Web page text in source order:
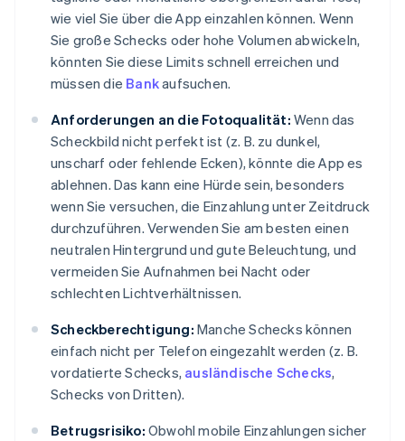
wie viel Sie über die App einzahlen können. Wenn
Sie große Schecks oder hohe Volumen abwickeln,
könnten Sie diese Limits schnell erreichen und
müssen die Bankaufsuchen.
Anforderungen an die Fotoqualität: Wenn das
Scheckbild nicht perfekt ist (z. B. zu dunkel,
unscharf oder fehlende Ecken), könnte die App es
ablehnen. Das kann eine Hürde sein, besonders
wenn Sie versuchen, die Einzahlung unter Zeitdruck
durchzuführen. Verwenden Sie am besten einen
neutralen Hintergrund und gute Beleuchtung, und
vermeiden Sie Aufnahmen bei Nacht oder
schlechten Lichtverhältnissen.
Scheckberechtigung: Manche Schecks können
einfach nicht per Telefon eingezahlt werden (z. B.
vordatierte Schecks, ausländische Schecks,
Schecks von Dritten).
Betrugsrisiko: Obwohl mobile Einzahlungen sicher